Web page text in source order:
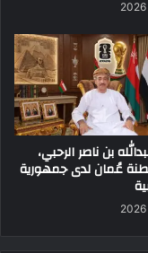
بن ناصر الرحبي،
عُمان لدى جمهورية